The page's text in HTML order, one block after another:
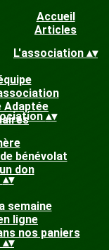
Accueil
Articles
L'association ▴▾
Adaptée
▴▾
bénévolat
don
▴▾
semaine
ligne
nos paniers
▴▾